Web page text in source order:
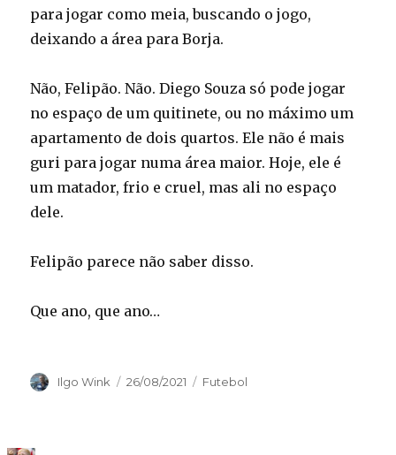
para jogar como meia, buscando o jogo,
deixando a área para Borja.
Não, Felipão. Não. Diego Souza só pode jogar
no espaço de um quitinete, ou no máximo um
apartamento de dois quartos. Ele não é mais
guri para jogar numa área maior. Hoje, ele é
um matador, frio e cruel, mas ali no espaço
dele.
Felipão parece não saber disso.
Que ano, que ano…
Autor
Ilgo Wink
Publicado
26/08/2021 Categorias
Futebol